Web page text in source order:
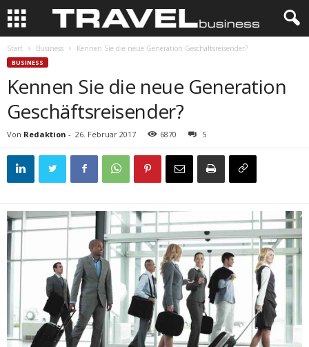
Start Business Kennen Sie die neue Generation Geschäftsreisender?
BUSINESS
Kennen Sie die neue Generation
Geschäftsreisender?
Von Redaktion - 26. Februar 2017 6870 5